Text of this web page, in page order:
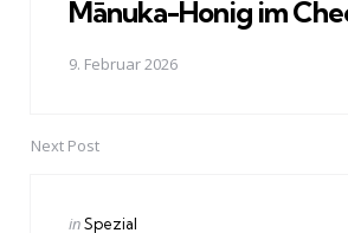
Mānuka-Honig im
9. Februar 2026
Next Post
Posted
inSpezial